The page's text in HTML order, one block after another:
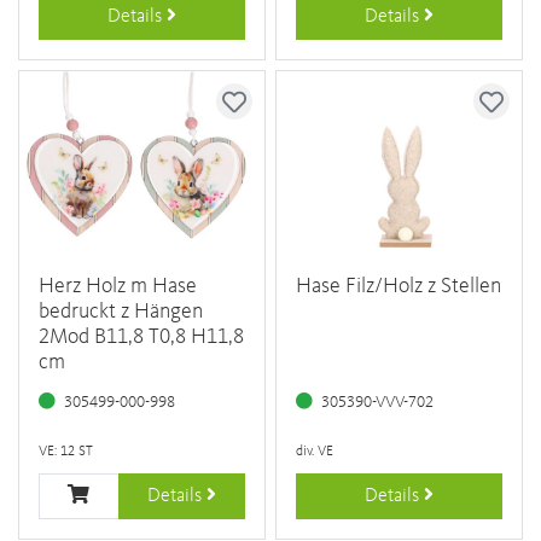
Details Details
Herz Holz m Hase
bedruckt z Hängen
2Mod B11,8 T0,8 H11,8
cm
305499-000-998
VE: 12 ST
Details
Hase Filz/Holz z Stellen
305390-VVV-702
div. VE
Details